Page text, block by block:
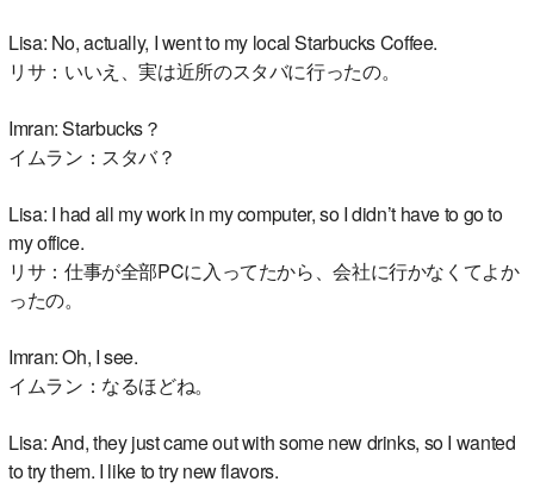
Lisa: No, actually, I went to my local Starbucks Coffee.
リサ：いいえ、実は近所のスタバに行ったの。
Imran: Starbucks？
イムラン：スタバ？
Lisa: I had all my work in my computer, so I didn’t have to go to
my office.
リサ：仕事が全部PCに入ってたから、会社に行かなくてよか
ったの。
Imran: Oh, I see.
イムラン：なるほどね。
Lisa: And, they just came out with some new drinks, so I wanted
to try them. I like to try new flavors.